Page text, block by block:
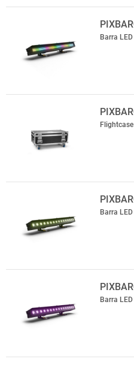
Barra
Barra
Barra